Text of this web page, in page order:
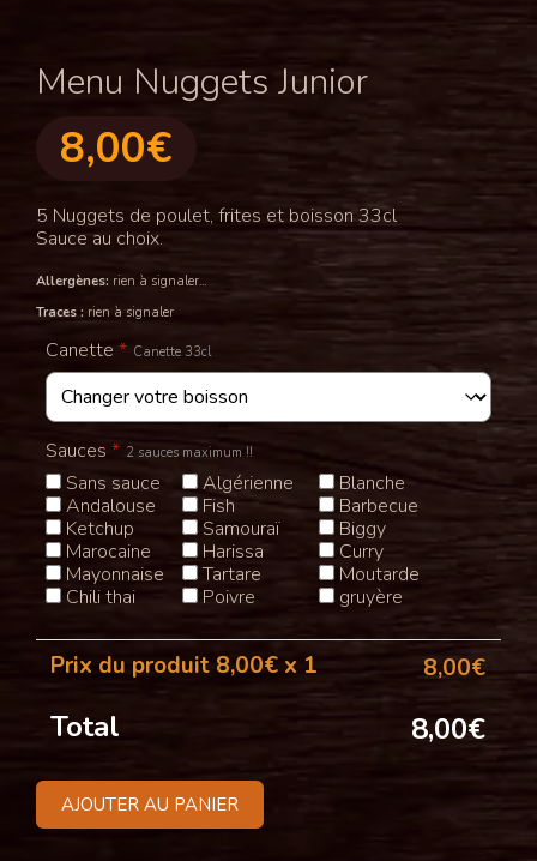
Menu Nuggets Junior
8,00€
5 Nuggets de poulet, frites et boisson 33cl
Sauce au choix.
Allergènes: rien à signaler...
Traces : rien à signaler
Canette * Canette 33cl
Sauces * 2 sauces maximum !!
Sans sauce Algérienne
Blanche
Andalouse
Fish
Barbecue
Ketchup
Samouraï
Biggy
Marocaine
Harissa
Curry
Mayonnaise
Tartare
Moutarde
Chili thai
Poivre gruyère
Prix du produit 8,00€ x 1 8,00€
Total 8,00€
AJOUTER AU PANIER